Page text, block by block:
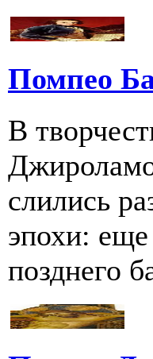
Помпео
В
слились
эпохи:
позднего